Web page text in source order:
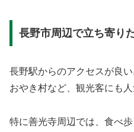
長野市周辺で立ち寄り
長野駅からのアクセスが良
おやき村など、観光客にも
特に善光寺周辺では、食べ